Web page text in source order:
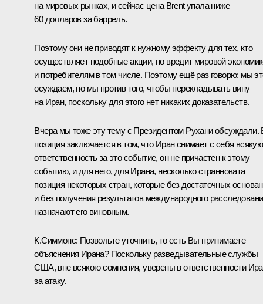
на мировых рынках, и сейчас цена Brent упала ниже
60 долларов за баррель.
Поэтому они не приводят к нужному эффекту для тех, кто
осуществляет подобные акции, но вредит мировой
и потребителям в том числе. Поэтому ещё раз говорю: мы
осуждаем, но мы против того, чтобы перекладывать вину
на Иран, поскольку для этого нет никаких доказательств.
Вчера мы тоже эту тему с Президентом Рухани обсуждали.
позиция заключается в том, что Иран снимает с себя всякую
ответственность за это событие, он не причастен к этому
событию, и для него, для Ирана, несколько странновата
позиция некоторых стран, которые без достаточных
и без получения результатов международного
назначают его виновным.
К.Симмонс: Позвольте уточнить, то есть Вы принимаете
объяснения Ирана? Поскольку разведывательные службы
США, вне всякого сомнения, уверены в ответственности
за атаку.